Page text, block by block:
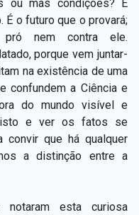
ou más condições? É
É o futuro que o provará;
pró nem contra ele.
porque vem juntar-
na existência de uma
confundem a Ciência e
do mundo visível e
e ver os fatos se
convir que há qualquer
a distinção entre a
esta curiosa